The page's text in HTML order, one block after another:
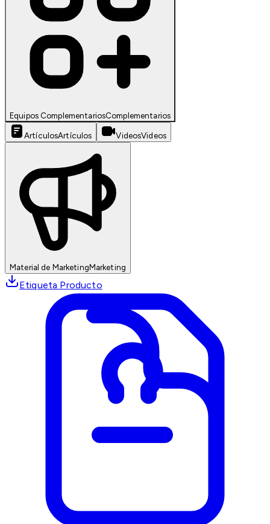
Equipos ComplementariosComplementarios
ArtículosArtículos VideosVideos
Material de MarketingMarketing
Etiqueta Producto